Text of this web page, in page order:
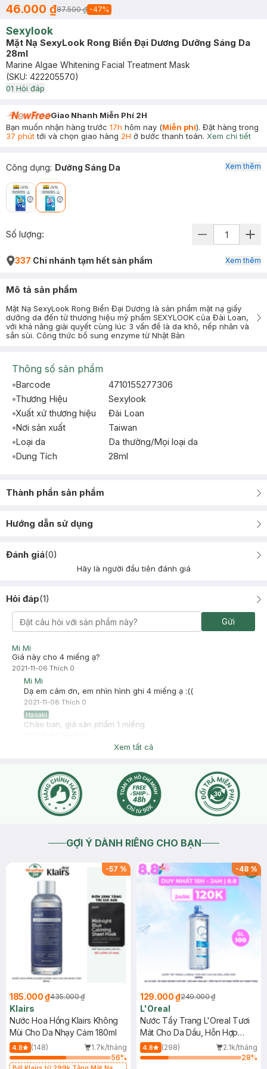
46.000 ₫87.500 ₫ -47%
Sexylook
Mặt Nạ SexyLook Rong Biển Đại Dương Dưỡng Sáng Da
28ml
Marine Algae Whitening Facial Treatment Mask
(SKU: 422205570)
01 Hỏi đáp
Giao Nhanh Miễn Phí 2H
Bạn muốn nhận hàng trước 17h hôm nay (Miễn phí). Đặt hàng trong
37 phúttới và chọn giao hàng 2H ở bước thanh toán. Xem chi tiết
Công dụng: Dưỡng Sáng Da Xem thêm
Số lượng:
337 Chi nhánh tạm hết sản phẩm Xem thêm
Mô tả sản phẩm
Mặt Nạ SexyLook Rong Biển Đại Dương là sản phẩm mặt nạ giấy
dưỡng da đến từ thương hiệu mỹ phẩm SEXYLOOK của Đài Loan,
với khả năng giải quyết cùng lúc 3 vấn đề là da khô, nếp nhăn và
sần sùi. Công thức bổ sung enzyme từ Nhật Bản
Thông số sản phẩm
Barcode
4710155277306
Thương Hiệu
Sexylook
Xuất xứ thương hiệu
Đài Loan
Nơi sản xuất
Taiwan
Loại da
Da thường/Mọi loại da
Dung Tích
28ml
Thành phần sản phẩm
Hướng dẫn sử dụng
Đánh giá(0)
Hãy là người đầu tiên đánh giá
Hỏi đáp(1)
Gửi
Mi Mi
Giá này cho 4 miếng ạ?
2021-11-06 Thích 0
Mi Mi
Dạ em cám ơn, em nhìn hình ghi 4 miếng ạ :((
2021-11-08 Thích 0
Hasaki
Chào bạn, giá sản phẩm 1 miếng
Xem tất cả
GỢI Ý DÀNH RIÊNG CHO BẠN
-57 %
185.000 ₫435.000 ₫
Klairs
Nước Hoa Hồng Klairs Không
Mùi Cho Da Nhạy Cảm 180ml
4.8 (148)
1.7k/tháng
56%
-48%
129.000 ₫249.000 ₫
L'Oreal
Nước Tẩy Trang L'Oreal Tươi
Mát Cho Da Dầu, Hỗn Hợp
400ml
4.8 (298)
2.1k/tháng
28%